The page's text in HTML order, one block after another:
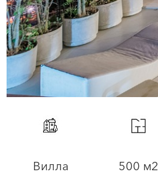
Вилла 500 м2